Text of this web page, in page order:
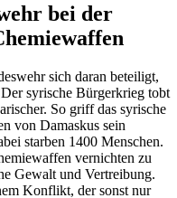
bei der
sich daran beteiligt,
syrische Bürgerkrieg tobt
So griff das syrische
von Damaskus sein
starben 1400 Menschen.
vernichten zu
Gewalt und Vertreibung.
Konflikt, der sonst nur